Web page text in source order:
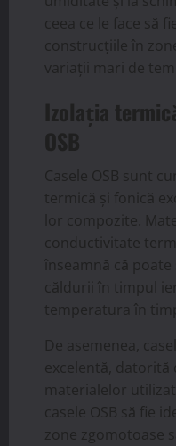
ceea ce le face să
construcțiile în
variații mari de
Izolația
OSB
Casele OSB sunt
termică și fonică
lor compozite.
conductivitate
înseamnă că
căldurii în timpul
temperatura în
De asemenea,
excelentă, datorită
materialelor
casele OSB să fie
zone zgomotoase